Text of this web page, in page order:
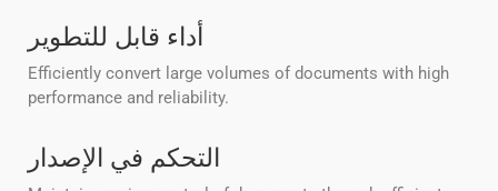
أداء قابل للتطوير
Efficiently convert large volumes of documents with high
performance and reliability.
التحكم في الإصدار